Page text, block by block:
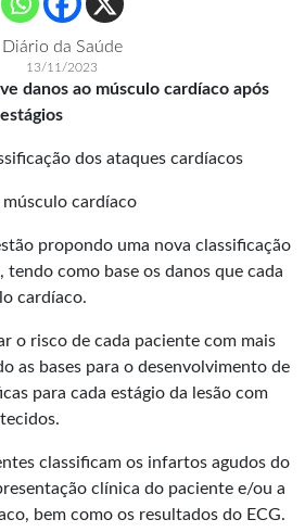
Diário da Saúde
13/11/2023
danos ao músculo cardíaco após
cardíaco
propondo uma nova classificação
, tendo como base os danos que cada
cardíaco.
o risco de cada paciente com mais
as bases para o desenvolvimento de
para cada estágio da lesão com
classificam os infartos agudos do
clínica do paciente e/ou a
bem como os resultados do ECG.